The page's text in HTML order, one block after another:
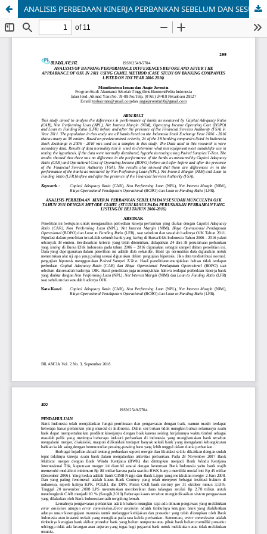
ANALISIS PERBEDAAN KINERJA PERBANKAN SEBELUM DAN SESUDAH MUNCULNYA OJK TAHUN 2011 DENGAN METODE CAMEL (STUDI KASUS PADA PERUSAHAAN PERBANKAN YANG LISTING DI BEI TAHUN 2006-2016)